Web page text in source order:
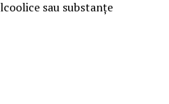
sau substanțe